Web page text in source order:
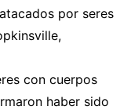
por seres
con cuerpos
haber sido